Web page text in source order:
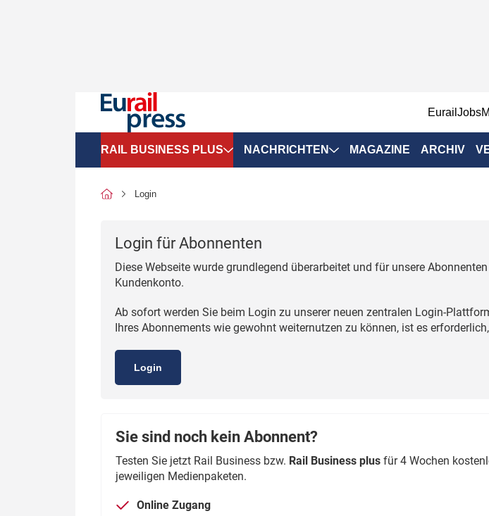
EurailJobs
RAIL BUSINESS PLUS
SPNV-Marktdaten
Bilanzen
Politik
wen?
Start-Up-Check
Thema des Monats
NACHRICHTEN
Personen & Positionen
Unternehmen & Märkte
Fahrzeuge & Komponenten
MAGAZINE ARCHIV
Login
Login für Abonnenten
Diese Webseite wurde grundlegend überarbeitet und für unsere
Kundenkonto.
Ab sofort werden Sie beim Login zu unserer neuen zentralen Login-
Ihres Abonnements wie gewohnt weiternutzen zu können, ist es
Login
Sie sind noch kein Abonnent?
Testen Sie jetzt Rail Business bzw. Rail Business plus für 4 Wochen
jeweiligen Medienpaketen.
Online Zugang